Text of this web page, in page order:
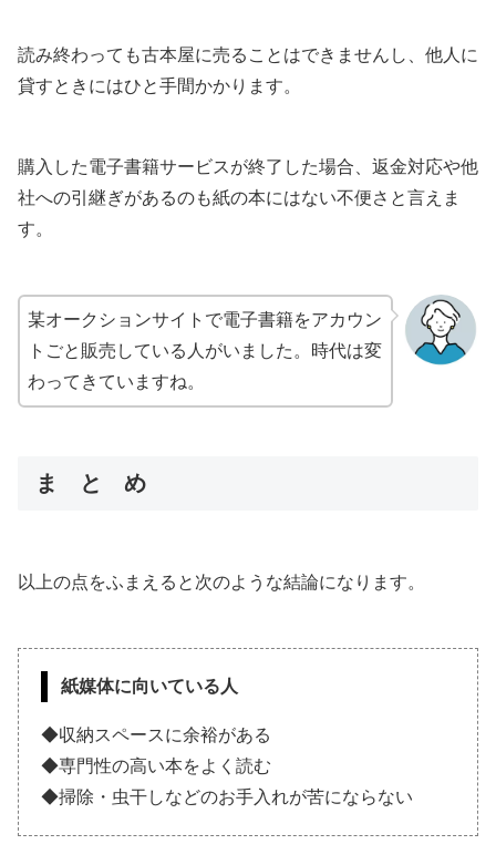
読み終わっても古本屋に売ることはできませんし、他人に
貸すときにはひと手間かかります。
購入した電子書籍サービスが終了した場合、返金対応や他
社への引継ぎがあるのも紙の本にはない不便さと言えま
す。
某オークションサイトで電子書籍をアカウン
トごと販売している人がいました。時代は変
わってきていますね。
ま と め
以上の点をふまえると次のような結論になります。
紙媒体に向いている人
◆収納スペースに余裕がある
◆専門性の高い本をよく読む
◆掃除・虫干しなどのお手入れが苦にならない